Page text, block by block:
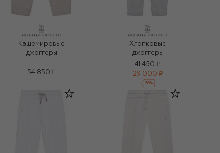
Кашемировые
джоггеры
54 850 ₽
Хлопковые
джоггеры
41 450 ₽
29 000 ₽
-30%